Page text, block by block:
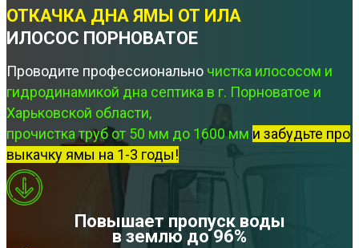
ОТКАЧКА ДНА ЯМЫ ОТ ИЛА
ИЛОСОС ПОРНОВАТОЕ
Проводите профессионально чистка илососом и
гидродинамикой дна септика в г. Порноватое и
Харьковской области,
прочистка труб от 50 мм до 1600 мм и забудьте про
выкачку ямы на 1-3 годы!
Повышает пропуск воды
в землю до 96%